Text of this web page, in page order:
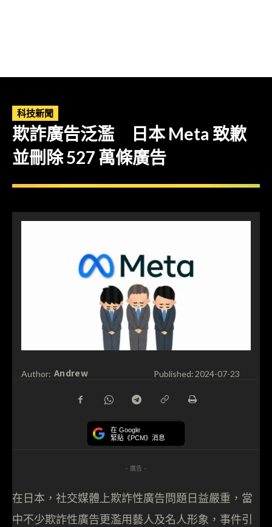
科技新聞
欺詐廣告泛濫 日本 Meta 致歉
並刪除 527 萬條廣告
Author: Andrew Published: 2024-07-23
在 Google
緊貼《PCM》消息
- 廣告 -
在日本，社交媒體上欺詐性廣告問題日益嚴重，當
中不少欺詐性廣告更濫用藝人及名人形象，事件引